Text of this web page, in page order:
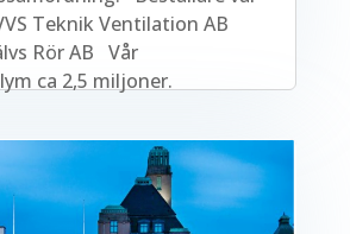
Teknik Ventilation AB
Rör AB Vår
ca 2,5 miljoner.